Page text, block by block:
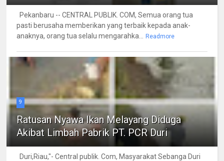
Pekanbaru -- CENTRAL PUBLIK. COM, Semua orang tua
pasti berusaha memberikan yang terbaik kepada anak-
anaknya, orang tua selalu mengarahka...
Readmore
9
Ratusan Nyawa Ikan Melayang Diduga
Akibat Limbah Pabrik PT. PCR Duri
Duri,Riau,"- Central publik. Com, Masyarakat Sebanga Duri